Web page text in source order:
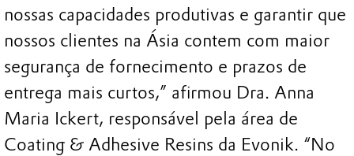
nossas capacidades produtivas e garantir que
nossos clientes na Ásia contem com maior
segurança de fornecimento e prazos de
entrega mais curtos,” afirmou Dra. Anna
Maria Ickert, responsável pela área de
Coating & Adhesive Resins da Evonik. “No